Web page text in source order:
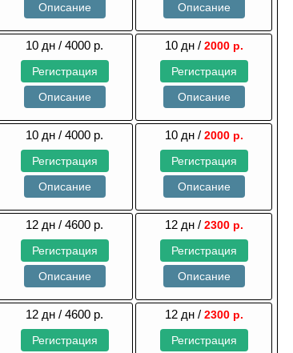
Описание
Описание
10 дн / 4000 р.
Регистрация
Описание
10 дн / 2000 р.
Регистрация
Описание
10 дн / 4000 р.
Регистрация
Описание
10 дн / 2000 р.
Регистрация
Описание
12 дн / 4600 р.
Регистрация
Описание
12 дн / 2300 р.
Регистрация
Описание
12 дн / 4600 р.
Регистрация
12 дн / 2300 р.
Регистрация